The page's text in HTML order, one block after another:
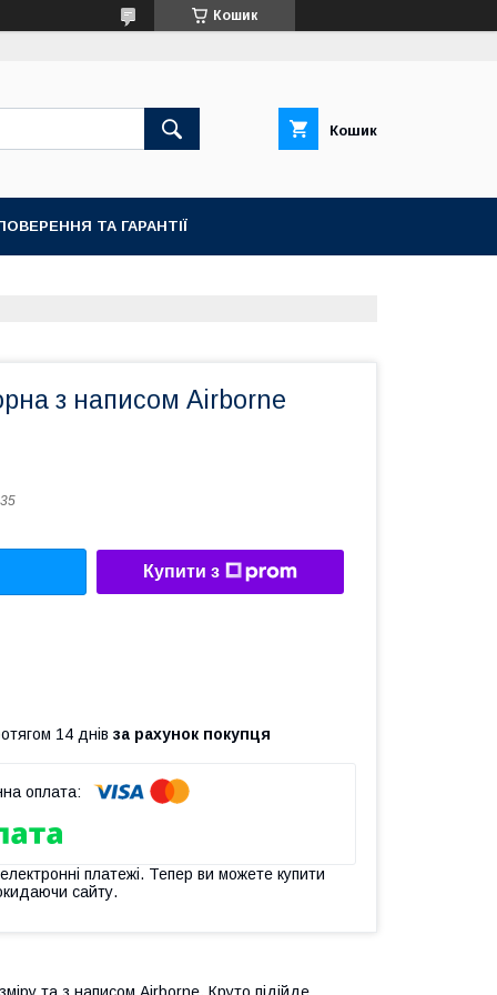
Кошик
Кошик
ТА ГАРАНТІЇ
з написом Airborne
Купити з
14 днів за рахунок покупця
платежі. Тепер ви можете купити
сайту.
та з написом Airborne. Круто підійде